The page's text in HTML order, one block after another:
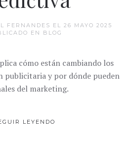
FERNANDES EL 26 MAYO 2025
EN
BLOG
cómo están cambiando los
publicitaria y por dónde pueden
del marketing.
LEYENDO